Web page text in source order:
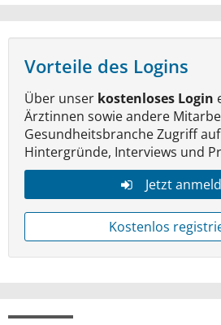
Vorteile des Logins
Über unser kostenloses Login
Ärztinnen sowie andere
Gesundheitsbranche Zugriff
Hintergründe, Interviews und
Jetzt
Kostenlos